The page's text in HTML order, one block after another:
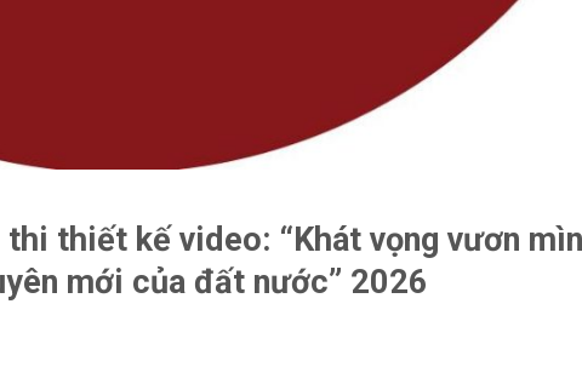
thiết kế video: “Khát vọng vươn
mới của đất nước” 2026